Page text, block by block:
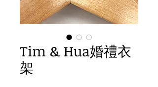
Tim & Hua婚禮衣
架